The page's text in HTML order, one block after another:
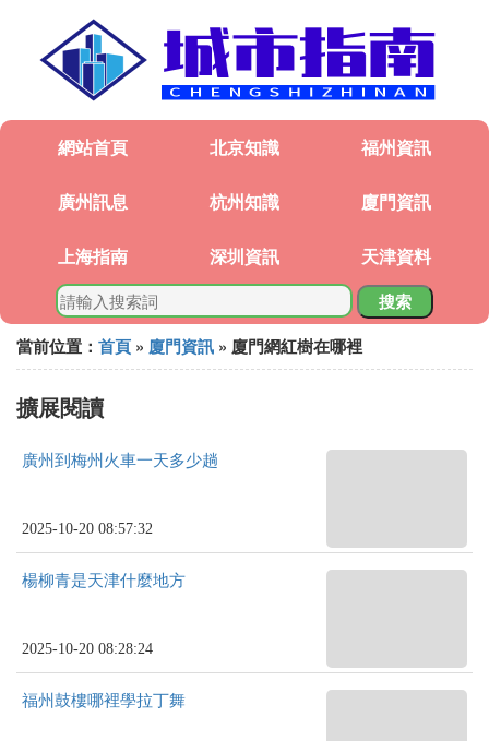
網站首頁 北京知識 福州資訊
廣州訊息 杭州知識 廈門資訊
上海指南 深圳資訊 天津資料
搜索
當前位置： 首頁 » 廈門資訊 » 廈門網紅樹在哪裡
擴展閱讀
廣州到梅州火車一天多少趟
2025-10-20 08:57:32
楊柳青是天津什麼地方
2025-10-20 08:28:24
福州鼓樓哪裡學拉丁舞